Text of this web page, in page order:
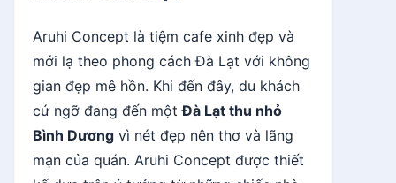
Aruhi Concept là tiệm cafe xinh đẹp và
mới lạ theo phong cách Đà Lạt với không
gian đẹp mê hồn. Khi đến đây, du khách
cứ ngỡ đang đến mộtĐà Lạt thu nhỏ
Bình Dương vì nét đẹp nên thơ và lãng
mạn của quán. Aruhi Concept được thiết